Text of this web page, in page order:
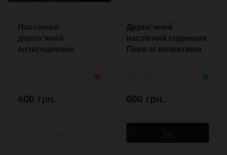
Настінний
дерев'яний
антигодинник
600 грн.
Дерев'яний
настінний годинник
Перо зі зворотним
600 грн.